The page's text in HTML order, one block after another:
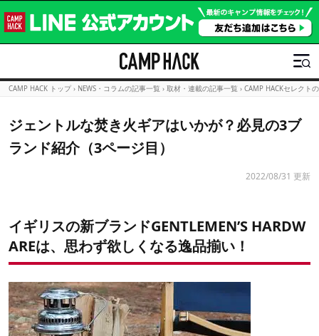
CAMP HACK トップ › NEWS・コラムの記事一覧 › 取材・連載の記事一覧 › CAMP HACKセレクト
ジェントルな焚き火ギアはいかが？必見の3ブ
ランド紹介（3ページ目）
2022/08/31 更新
イギリスの新ブランドGENTLEMEN’S HARDW
AREは、思わず欲しくなる逸品揃い！